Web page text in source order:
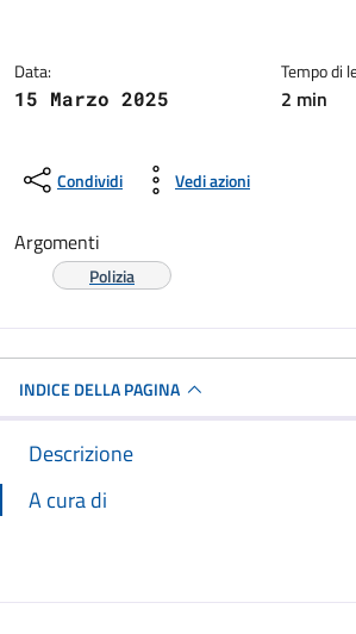
Data:
15 Marzo 2025
Tempo di
2 min
Condividi Vedi azioni
Argomenti
Polizia
INDICE DELLA PAGINA
Descrizione
A cura di